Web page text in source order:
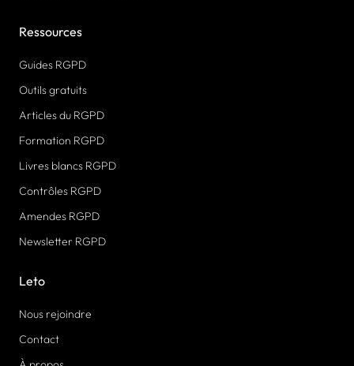
Ressources
Guides RGPD
Outils gratuits
Articles du RGPD
Formation RGPD
Livres blancs RGPD
Contrôles RGPD
Amendes RGPD
Newsletter RGPD
Leto
Nous rejoindre
Contact